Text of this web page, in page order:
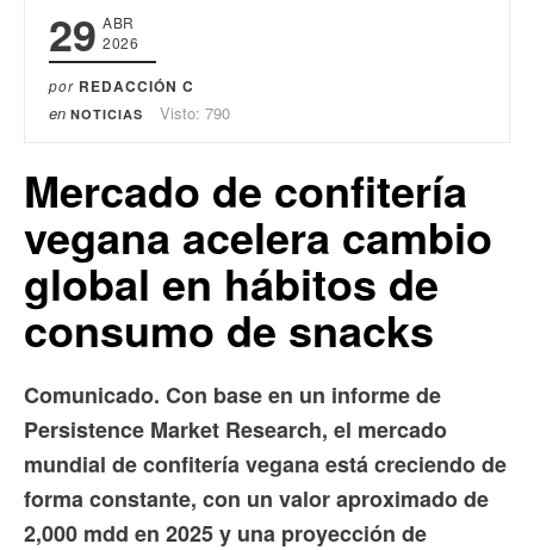
29 ABR
2026
por REDACCIÓN C
en NOTICIAS Visto: 790
Mercado de confitería
vegana acelera cambio
global en hábitos de
consumo de snacks
Comunicado. Con base en un informe de
Persistence Market Research, el mercado
mundial de confitería vegana está creciendo de
forma constante, con un valor aproximado de
2,000 mdd en 2025 y una proyección de